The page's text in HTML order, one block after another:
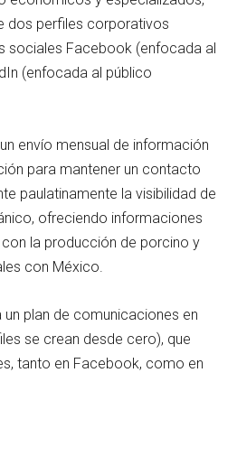
dos perfiles corporativos
sociales Facebook (enfocada al
(enfocada al público
envío mensual de información
para mantener un contacto
paulatinamente la visibilidad de
ofreciendo informaciones
la producción de porcino y
con México.
plan de comunicaciones en
se crean desde cero), que
tanto en Facebook, como en